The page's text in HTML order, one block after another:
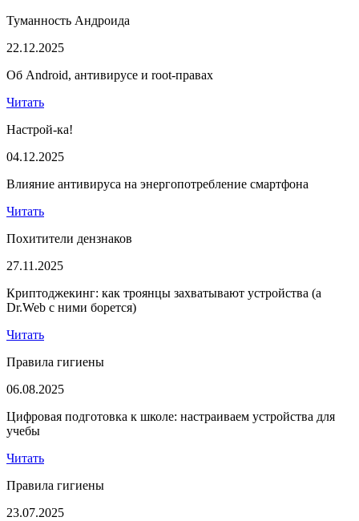
Туманность Андроида
22.12.2025
Об Android, антивирусе и root-правах
Читать
Настрой-ка!
04.12.2025
Влияние антивируса на энергопотребление смартфона
Читать
Похитители дензнаков
27.11.2025
Криптоджекинг: как троянцы захватывают устройства (а
Dr.Web с ними борется)
Читать
Правила гигиены
06.08.2025
Цифровая подготовка к школе: настраиваем устройства для
учебы
Читать
Правила гигиены
23.07.2025